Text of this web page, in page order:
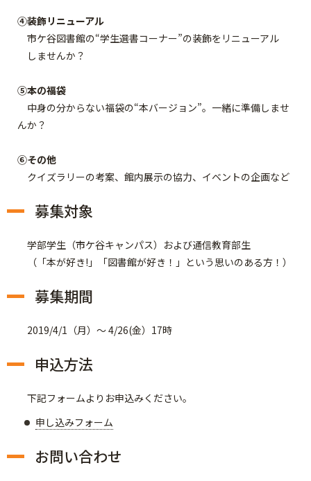
④装飾リニューアル
市ケ谷図書館の“学生選書コーナー”の装飾をリニューアル
しませんか？
⑤本の福袋
中身の分からない福袋の“本バージョン”。一緒に準備しませ
んか？
⑥その他
クイズラリーの考案、館内展示の協力、イベントの企画など
募集対象
学部学生（市ケ谷キャンパス）および通信教育部生
（「本が好き!」「図書館が好き！」という思いのある方！）
募集期間
2019/4/1（月）～ 4/26(金）17時
申込方法
下記フォームよりお申込みください。
申し込みフォーム
お問い合わせ